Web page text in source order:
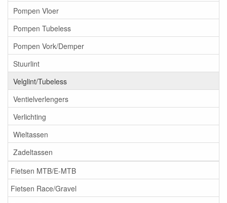
Pompen Vloer
Pompen Tubeless
Pompen Vork/Demper
Stuurlint
Velglint/Tubeless
Ventielverlengers
Verlichting
Wieltassen
Zadeltassen
Fietsen MTB/E-MTB
Fietsen Race/Gravel